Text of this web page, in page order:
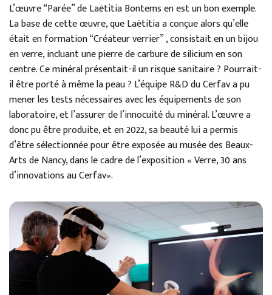
L’œuvre “Parée” de Laëtitia Bontems en est un bon exemple.
La base de cette œuvre, que Laëtitia a conçue alors qu’elle
était en formation “Créateur verrier” , consistait en un bijou
en verre, incluant une pierre de carbure de silicium en son
centre. Ce minéral présentait-il un risque sanitaire ? Pourrait-
il être porté à même la peau ? L’équipe R&D du Cerfav a pu
mener les tests nécessaires avec les équipements de son
laboratoire, et l’assurer de l’innocuité du minéral. L’œuvre a
donc pu être produite, et en 2022, sa beauté lui a permis
d’être sélectionnée pour être exposée au musée des Beaux-
Arts de Nancy, dans le cadre de l’exposition « Verre, 30 ans
d’innovations au Cerfav».